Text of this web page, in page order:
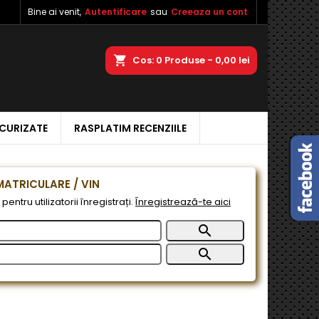
Bine ai venit, Autentificare sau Creeaza un cont
Cos 0 Produse - 0,00 lei
RASPLATIM RECENZIILE
/ VIN
utilizatorii înregistrați. Înregistrează-te aici

